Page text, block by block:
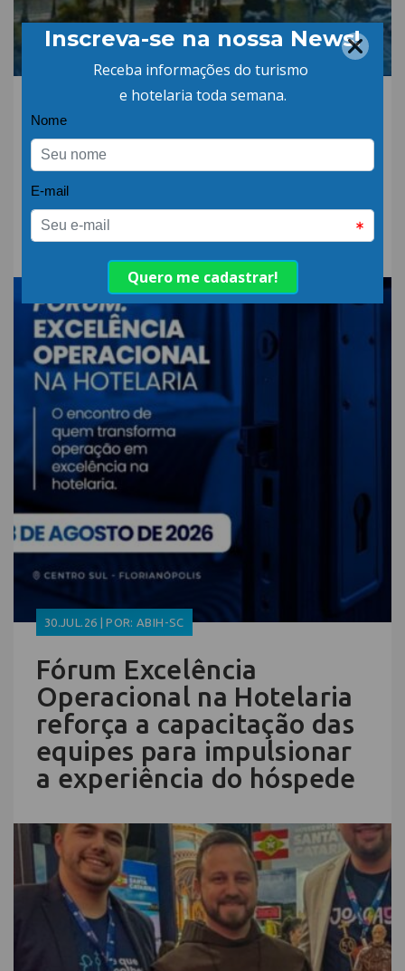
30.JUL.26 | POR: ABIH-SC
São José fortalece
protagonismo no turismo
catarinense e confirma
participação no Encatho &
Exprotel 2026
30.JUL.26 | POR: ABIH-SC
Fórum Excelência
Operacional na Hotelaria
reforça a capacitação das
equipes para impulsionar
a experiência do hóspede